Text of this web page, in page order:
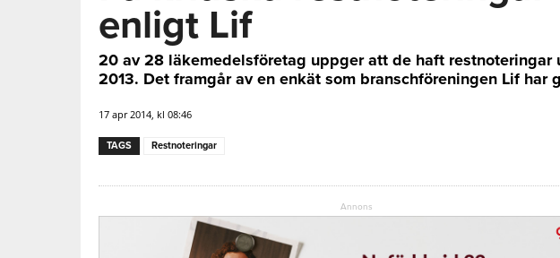
enligt Lif
20 av 28 läkemedelsföretag uppger att de haft restnoteringar
2013. Det framgår av en enkät som branschföreningen Lif har
17 apr 2014, kl 08:46
TAGS Restnoteringar
Annons